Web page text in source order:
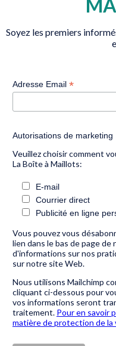
Soyez les premiers
Adresse Email *
Autorisations de marketing
Veuillez choisir comment
La Boîte à Maillots:
E-mail
Courrier direct
Publicité en ligne
Vous pouvez vous
lien dans le bas de page de
d'informations sur nos
sur notre site Web.
Nous utilisons Mailchimp
cliquant ci-dessous pour
vos informations seront
traitement. Pour en savoir
matière de protection de la